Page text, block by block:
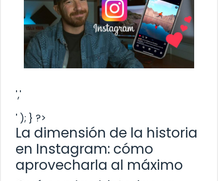
','
' ); } ?>
La dimensión de la historia
en Instagram: cómo
aprovecharla al máximo